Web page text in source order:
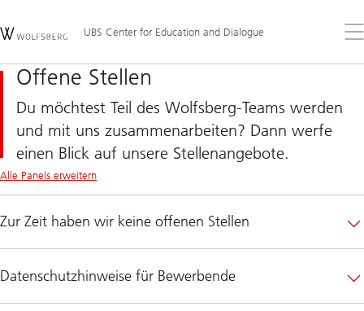
Area
UBS Center for Education and Dialogue
Sie
Offene Stellen
Du möchtest Teil des Wolfsberg-Teams werden
und mit uns zusammenarbeiten? Dann werfe
einen Blick auf unsere Stellenangebote.
Alle Panels erweitern
Zur Zeit haben wir keine offenen Stellen
Datenschutzhinweise für Bewerbende